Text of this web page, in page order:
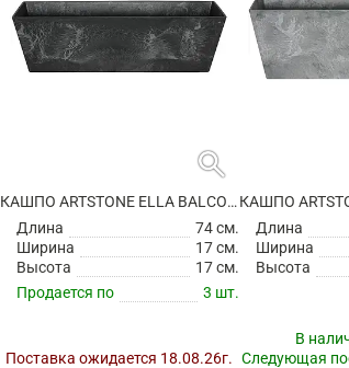
search
КАШПО ARTSTONE ELLA BALCONY BLACK
Длина
74 см.
Ширина
17 см.
Высота
17 см.
Продается по
3 шт.
Поставка ожидается 18.08.26г.
Длина
Ширина
Высота
В
Следующая